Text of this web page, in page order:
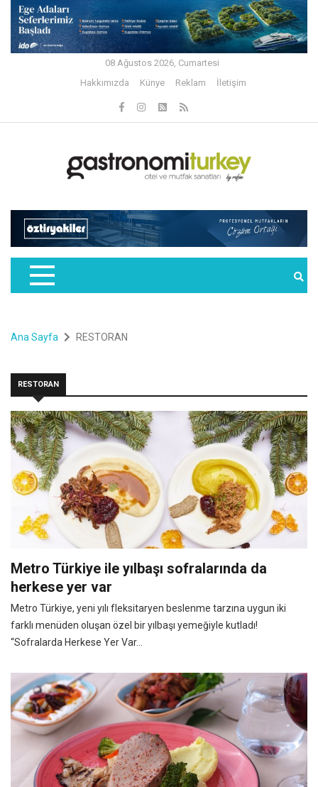
08 Ağustos 2026, Cumartesi
Hakkımızda
Künye Reklam İletişim
Ana Sayfa RESTORAN
RESTORAN
Metro Türkiye ile yılbaşı sofralarında da
herkese yer var
Metro Türkiye, yeni yılı fleksitaryen beslenme tarzına uygun iki
farklı menüden oluşan özel bir yılbaşı yemeğiyle kutladı!
“Sofralarda Herkese Yer Var...